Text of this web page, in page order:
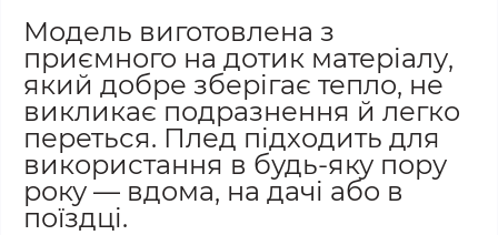
Модель виготовлена з
приємного на дотик матеріалу,
який добре зберігає тепло, не
викликає подразнення й легко
переться. Плед підходить для
використання в будь-яку пору
року — вдома, на дачі або в
поїздці.